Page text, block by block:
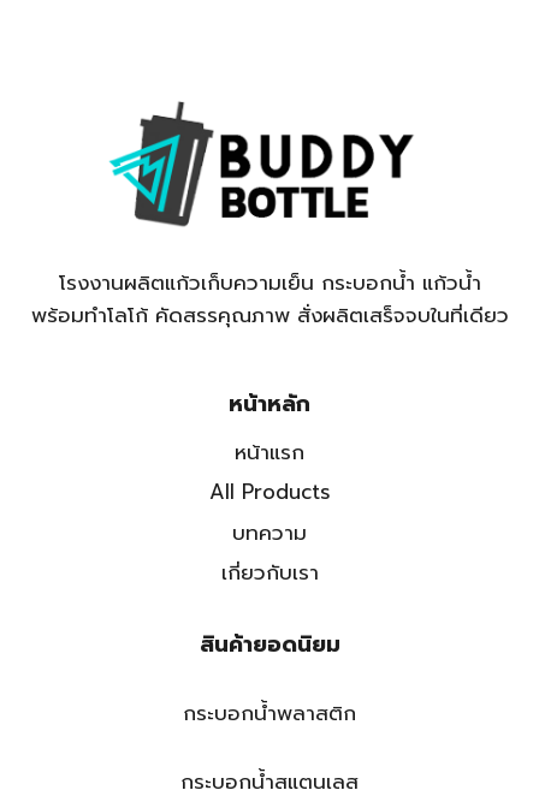
โรงงานผลิตแก้วเก็บความเย็น กระบอกน้ำ แก้วน้ำ
พร้อมทำโลโก้ คัดสรรคุณภาพ สั่งผลิตเสร็จจบในที่เดียว
หน้าหลัก
หน้าแรก
All Products
บทความ
เกี่ยวกับเรา
สินค้ายอดนิยม
กระบอกน้ำพลาสติก
กระบอกน้ำสแตนเลส